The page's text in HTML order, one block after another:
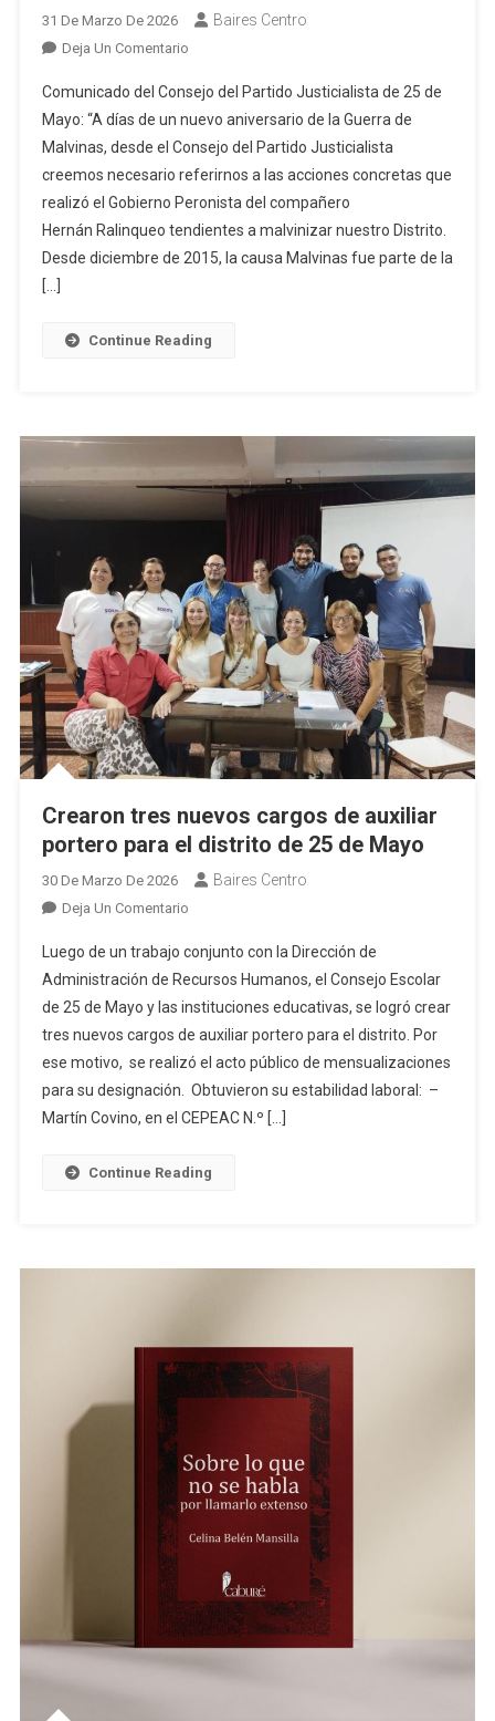
31 De Marzo De 2026 Baires Centro
Deja Un ComentarioEn
Del
Partido
Justicialista:
«La
Malvinización
De
25
Continuar»
Comunicado del Consejo del Partido Justicialista de 25 de
Mayo: “A días de un nuevo aniversario de la Guerra de
Malvinas, desde el Consejo del Partido Justicialista
creemos necesario referirnos a las acciones concretas que
realizó el Gobierno Peronista del compañero
Hernán Ralinqueo tendientes a malvinizar nuestro Distrito.
Desde diciembre de 2015, la causa Malvinas fue parte de la
[…]
Continue Reading
Crearon tres nuevos cargos de auxiliar
portero para el distrito de 25 de Mayo
30 De Marzo De 2026 Baires Centro
Deja Un ComentarioEn
Tres
Nuevos
Cargos
De
Auxiliar
Portero
Para
Luego de un trabajo conjunto con la Dirección de
Administración de Recursos Humanos, el Consejo Escolar
de 25 de Mayo y las instituciones educativas, se logró crear
tres nuevos cargos de auxiliar portero para el distrito. Por
ese motivo, se realizó el acto público de mensualizaciones
para su designación. Obtuvieron su estabilidad laboral: –
Martín Covino, en el CEPEAC N.º […]
Continue Reading